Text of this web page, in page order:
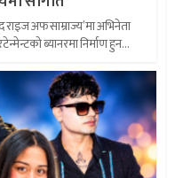
अफ साम्राज्य’मा अभिनेता
ब्यानरमा निर्माण हुन...